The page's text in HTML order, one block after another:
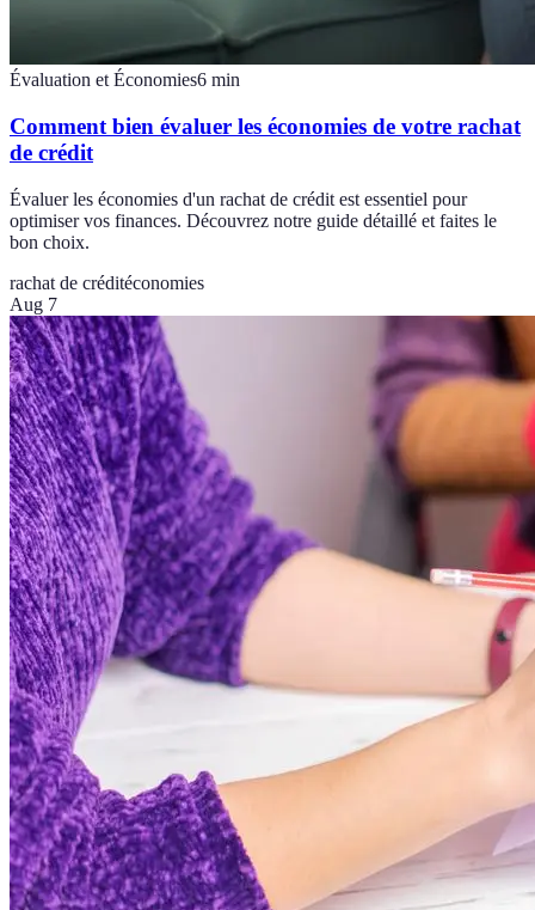
Évaluation et Économies6 min
Comment bien évaluer les économies de votre rachat
de crédit
Évaluer les économies d'un rachat de crédit est essentiel pour
optimiser vos finances. Découvrez notre guide détaillé et faites le
bon choix.
rachat de créditéconomies
Aug 7